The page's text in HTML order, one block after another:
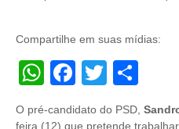
Compartilhe em suas mídias:
WhatsApp
Facebook
Twitter
O pré-candidato do PSD,
feira (12) que pretende